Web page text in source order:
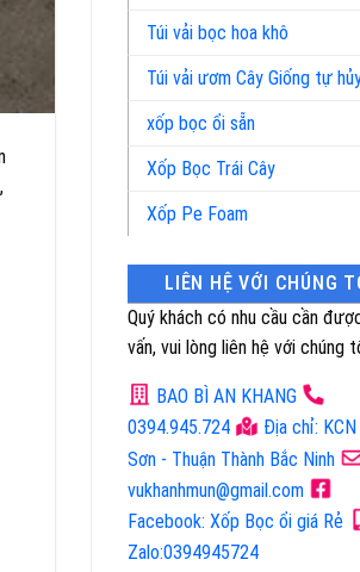
Túi vải bọc hoa khô
Túi vải ươm Cây Giống tự
xốp bọc ổi sẵn
Xốp Bọc Trái Cây
Xốp Pe Foam
LIÊN HỆ VỚI CHÚNG
Quý khách có nhu cầu cần
vấn, vui lòng liên hệ với chúng
BAO BÌ AN KHANG
0394.945.724
Địa chỉ: KCN
Sơn - Thuận Thành Bắc Ninh
vukhanhmun@gmail.com
Facebook: Xốp Bọc ổi giá Rẻ
Zalo:0394945724